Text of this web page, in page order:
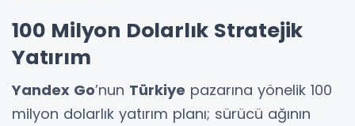
100 Milyon Dolarlık Stratejik
Yatırım
Yandex Go’nun Türkiye pazarına yönelik 100
milyon dolarlık yatırım planı; sürücü ağının